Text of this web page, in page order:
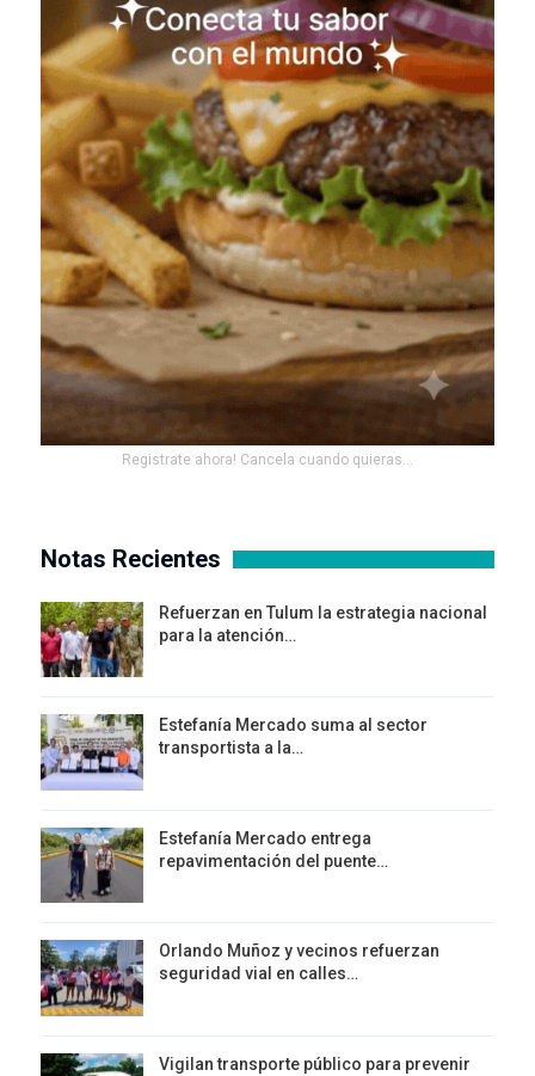
Registrate ahora! Cancela cuando quieras...
Notas Recientes
Refuerzan en Tulum la estrategia nacional
para la atención…
Estefanía Mercado suma al sector
transportista a la…
Estefanía Mercado entrega
repavimentación del puente…
Orlando Muñoz y vecinos refuerzan
seguridad vial en calles…
Vigilan transporte público para prevenir